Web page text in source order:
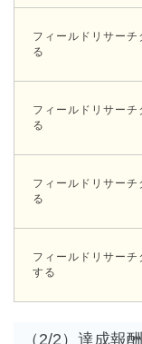
フィールドリサー
る
フィールドリサー
る
フィールドリサー
る
フィールドリサー
する
（2/2）達成報